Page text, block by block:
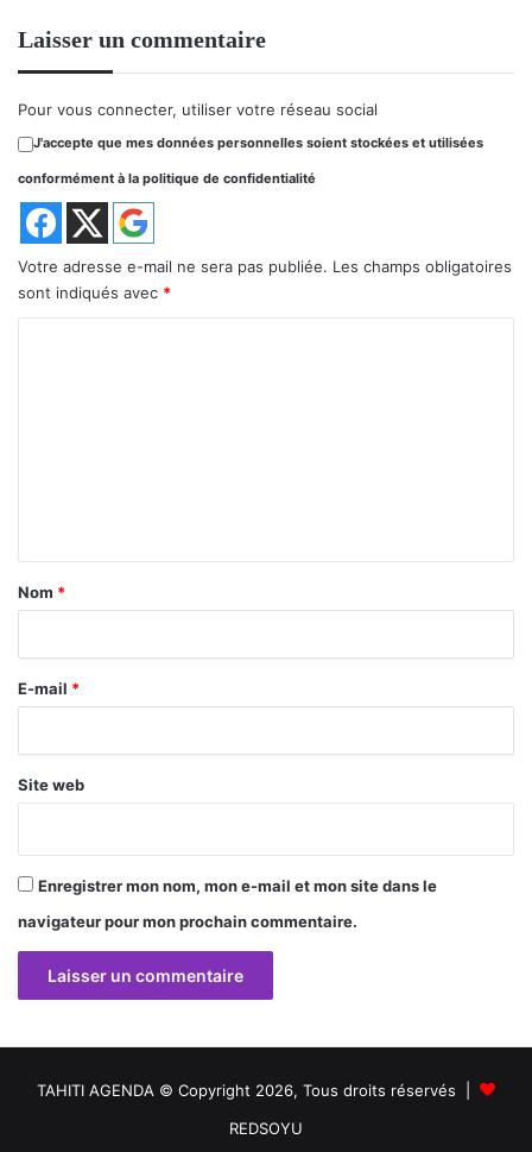
Laisser un commentaire
Pour vous connecter, utiliser votre réseau social
J'accepte que mes données personnelles soient stockées et utilisées
conformément à la politique de confidentialité
Votre adresse e-mail ne sera pas publiée. Les champs obligatoires
sont indiqués avec *
a
r
e
Nom *
E-mail *
Site web
Enregistrer mon nom, mon e-mail et mon site dans le
navigateur pour mon prochain commentaire.
TAHITI AGENDA © Copyright 2026, Tous droits réservés |
REDSOYU